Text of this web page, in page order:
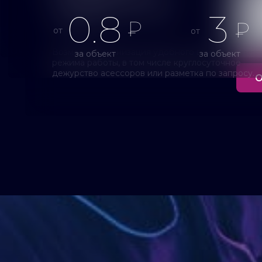
220
Возможна организация удобного вам
режима работы, в том числе круглосуточное
дежурство асессоров или разметка по запросу.
за объект
₽
3
от
за объект
₽
0.8
от